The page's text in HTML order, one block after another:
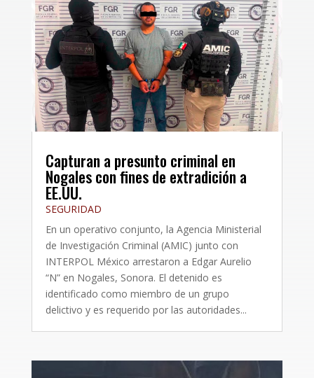
Capturan a presunto criminal en
Nogales con fines de extradición a
EE.UU.
SEGURIDAD
En un operativo conjunto, la Agencia Ministerial
de Investigación Criminal (AMIC) junto con
INTERPOL México arrestaron a Edgar Aurelio
“N” en Nogales, Sonora. El detenido es
identificado como miembro de un grupo
delictivo y es requerido por las autoridades...